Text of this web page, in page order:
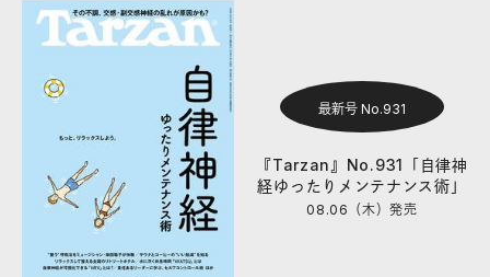
最新号 No.931
『Tarzan』No.931「自律神
経ゆったりメンテナンス術」
08.06（木）発売